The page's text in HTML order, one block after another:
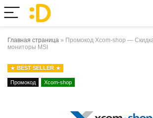
Главная страница » Промокод Xcom-shop —
мониторы MSI
BEST SELLER
Промокод Xcom-shop